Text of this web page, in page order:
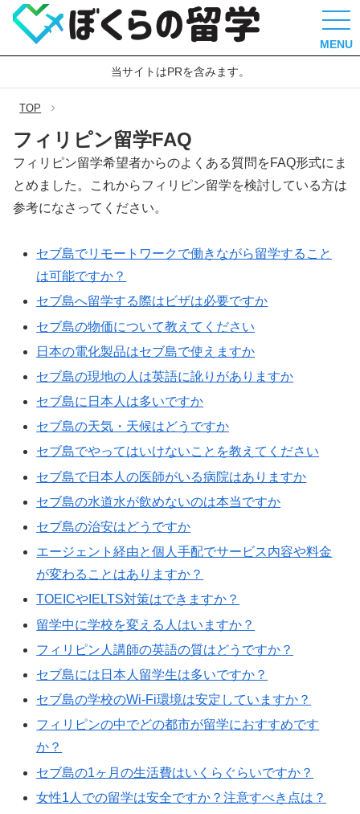
MENU
当サイトはPRを含みます。
TOP
フィリピン留学FAQ
フィリピン留学希望者からのよくある質問をFAQ形式にま
とめました。これからフィリピン留学を検討している方は
参考になさってください。
セブ島でリモートワークで働きながら留学すること
は可能ですか？
セブ島へ留学する際はビザは必要ですか
セブ島の物価について教えてください
日本の電化製品はセブ島で使えますか
セブ島の現地の人は英語に訛りがありますか
セブ島に日本人は多いですか
セブ島の天気・天候はどうですか
セブ島でやってはいけないことを教えてください
セブ島で日本人の医師がいる病院はありますか
セブ島の水道水が飲めないのは本当ですか
セブ島の治安はどうですか
エージェント経由と個人手配でサービス内容や料金
が変わることはありますか？
TOEICやIELTS対策はできますか？
留学中に学校を変える人はいますか？
フィリピン人講師の英語の質はどうですか？
セブ島には日本人留学生は多いですか？
セブ島の学校のWi-Fi環境は安定していますか？
フィリピンの中でどの都市が留学におすすめです
か？
セブ島の1ヶ月の生活費はいくらぐらいですか？
女性1人での留学は安全ですか？注意すべき点は？